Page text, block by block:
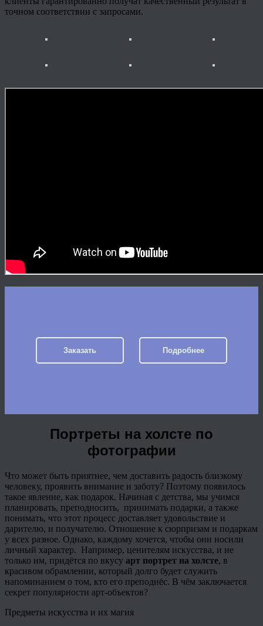
точном соответствии с запросами.
Заказать Подробнее
Портреты на холсте по
фотографии
Что может быть приятнее, чем доставить радость близкому
человеку, проявить внимание и заботу? Поэтому появилось
такое явление, как подарок. Начиная с детства, мы учимся
планировать, преподносить, принимать подарки, а также
понимать, что этот процесс доставляет удовольствие и
дарителю, и получателю. Отношение к сюрпризам и подаркам
у всех разное. Однако, каждому хочется, чтобы они носили
личный характер. Например, ценителям искусства, и не
только им, придётся по вкусу арт портрет на холсте, в
красивом обрамлении, который долго будет служить
напоминанием о том, кто его преподнёс. В чём заключается
секрет популярности арт-объектов?
Предметы искусства и их магия